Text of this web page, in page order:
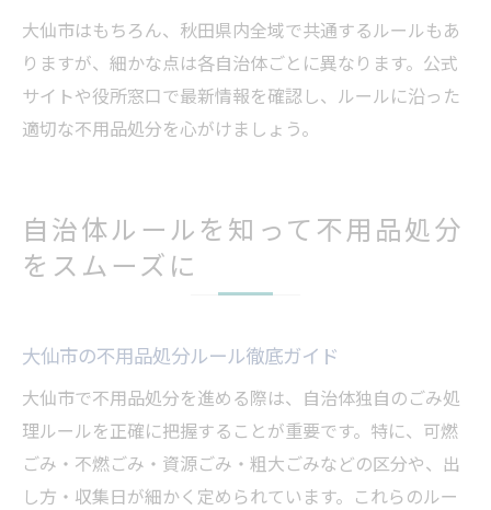
大仙市はもちろん、秋田県内全域で共通するルールもあ
りますが、細かな点は各自治体ごとに異なります。公式
サイトや役所窓口で最新情報を確認し、ルールに沿った
適切な不用品処分を心がけましょう。
自治体ルールを知って不用品処分
をスムーズに
大仙市の不用品処分ルール徹底ガイド
大仙市で不用品処分を進める際は、自治体独自のごみ処
理ルールを正確に把握することが重要です。特に、可燃
ごみ・不燃ごみ・資源ごみ・粗大ごみなどの区分や、出
し方・収集日が細かく定められています。これらのルー